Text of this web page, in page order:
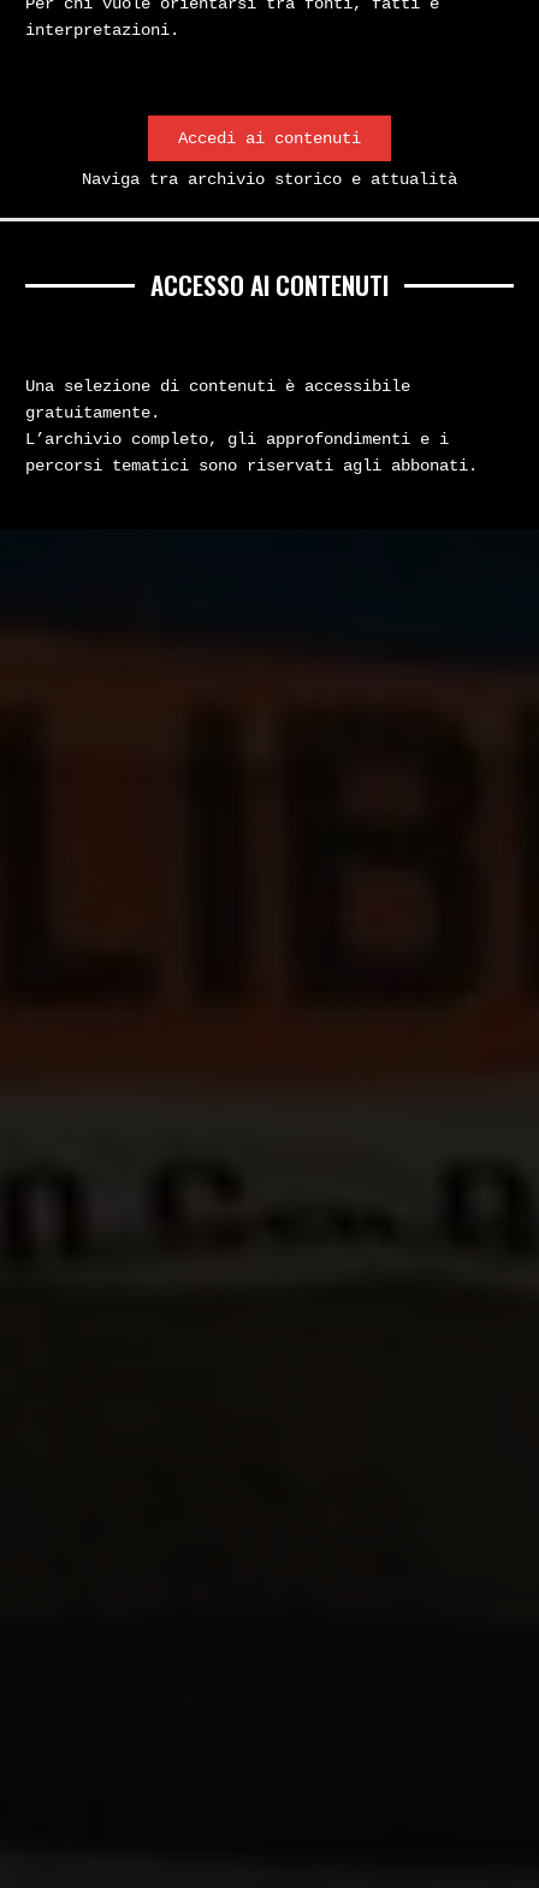
interpretazioni.
Accedi ai contenuti
Naviga tra archivio storico e attualità
ACCESSO AI CONTENUTI
Una selezione di contenuti è accessibile
gratuitamente.
L’archivio completo, gli approfondimenti e i
percorsi tematici sono riservati agli abbonati.